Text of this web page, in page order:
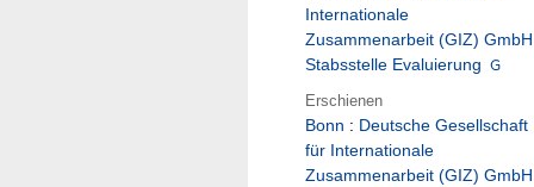
Internationale
Zusammenarbeit (GIZ)
Stabsstelle Evaluierung
Erschienen
Bonn : Deutsche Gesellschaft
für Internationale
Zusammenarbeit (GIZ) GmbH